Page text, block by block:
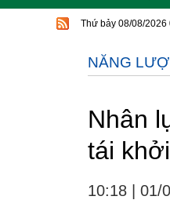
Thứ bảy 08/08/2026
NĂNG
Nhân
tái
10:18 01/